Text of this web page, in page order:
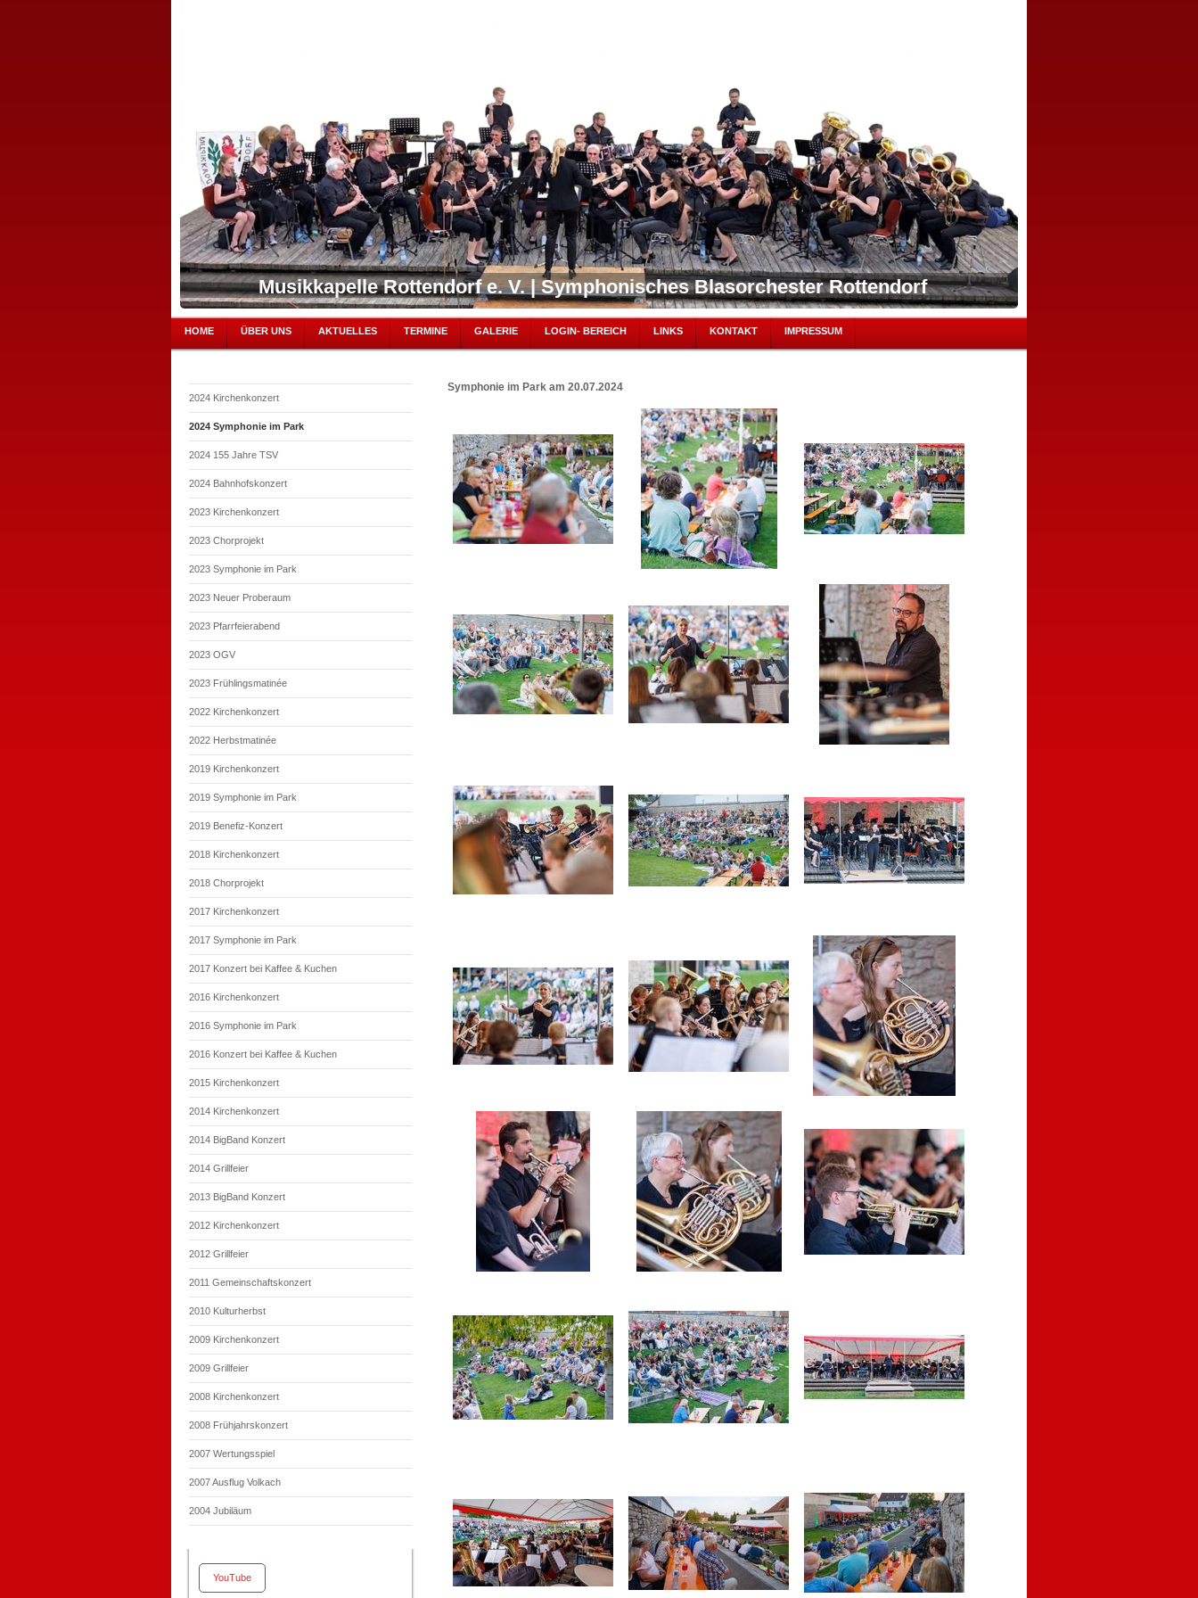
Musikkapelle Rottendorf e. V. | Symphonisches Blasorchester Rottendorf
HOME ÜBER UNS AKTUELLES TERMINE GALERIE LOGIN- BEREICH LINKS KONTAKT IMPRESSUM
2024 Kirchenkonzert
2024 Symphonie im Park
2024 155 Jahre TSV
2024 Bahnhofskonzert
2023 Kirchenkonzert
2023 Chorprojekt
2023 Symphonie im Park
2023 Neuer Proberaum
2023 Pfarrfeierabend
2023 OGV
2023 Frühlingsmatinée
2022 Kirchenkonzert
2022 Herbstmatinée
2019 Kirchenkonzert
2019 Symphonie im Park
2019 Benefiz-Konzert
2018 Kirchenkonzert
2018 Chorprojekt
2017 Kirchenkonzert
2017 Symphonie im Park
2017 Konzert bei Kaffee & Kuchen
2016 Kirchenkonzert
2016 Symphonie im Park
2016 Konzert bei Kaffee & Kuchen
2015 Kirchenkonzert
2014 Kirchenkonzert
2014 BigBand Konzert
2014 Grillfeier
2013 BigBand Konzert
2012 Kirchenkonzert
2012 Grillfeier
2011 Gemeinschaftskonzert
2010 Kulturherbst
2009 Kirchenkonzert
2009 Grillfeier
2008 Kirchenkonzert
2008 Frühjahrskonzert
2007 Wertungsspiel
2007 Ausflug Volkach
2004 Jubiläum
YouTube
Symphonie im Park am 20.07.2024